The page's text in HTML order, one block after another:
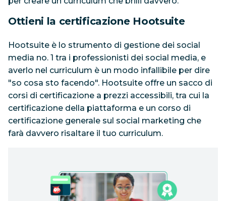
Ottieni la certificazione Hootsuite
Hootsuite è lo strumento di gestione dei social
media no. 1 tra i professionisti dei social media, e
averlo nel curriculum è un modo infallibile per dire
"so cosa sto facendo". Hootsuite offre un sacco di
corsi di certificazione a prezzi accessibili, tra cui la
certificazione della piattaforma e un corso di
certificazione generale sul social marketing che
farà davvero risaltare il tuo curriculum.